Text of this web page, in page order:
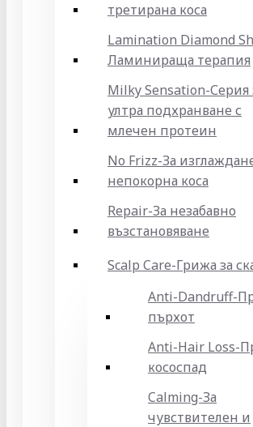
третирана коса
Lamination Diamond
Ламинираща терапия
Milky Sensation-Серия
ултра подхранване с
млечен протеин
No Frizz-За
непокорна коса
Repair-За незабавно
възстановяване
Scalp Care-Грижа за
Anti-Dandruff-
пърхот
Anti-Hair Loss-
кососпад
Calming-За
чувствителен и